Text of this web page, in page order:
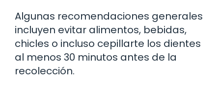
Algunas recomendaciones generales
incluyen evitar alimentos, bebidas,
chicles o incluso cepillarte los dientes
al menos 30 minutos antes de la
recolección.